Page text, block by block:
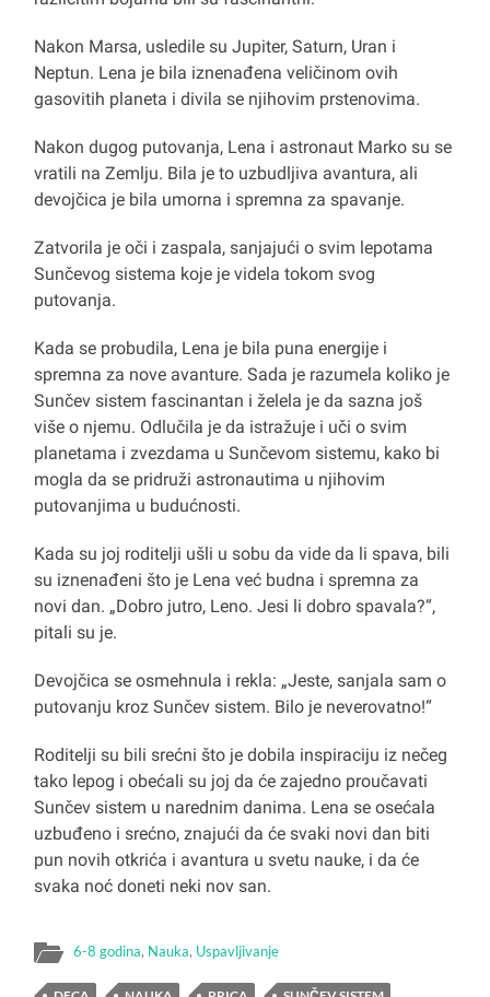
Nakon Marsa, usledile su Jupiter, Saturn, Uran i
Neptun. Lena je bila iznenađena veličinom ovih
gasovitih planeta i divila se njihovim prstenovima.
Nakon dugog putovanja, Lena i astronaut Marko su se
vratili na Zemlju. Bila je to uzbudljiva avantura, ali
devojčica je bila umorna i spremna za spavanje.
Zatvorila je oči i zaspala, sanjajući o svim lepotama
Sunčevog sistema koje je videla tokom svog
putovanja.
Kada se probudila, Lena je bila puna energije i
spremna za nove avanture. Sada je razumela koliko je
Sunčev sistem fascinantan i želela je da sazna još
više o njemu. Odlučila je da istražuje i uči o svim
planetama i zvezdama u Sunčevom sistemu, kako bi
mogla da se pridruži astronautima u njihovim
putovanjima u budućnosti.
Kada su joj roditelji ušli u sobu da vide da li spava, bili
su iznenađeni što je Lena već budna i spremna za
novi dan. „Dobro jutro, Leno. Jesi li dobro spavala?“,
pitali su je.
Devojčica se osmehnula i rekla: „Jeste, sanjala sam o
putovanju kroz Sunčev sistem. Bilo je neverovatno!“
Roditelji su bili srećni što je dobila inspiraciju iz nečeg
tako lepog i obećali su joj da će zajedno proučavati
Sunčev sistem u narednim danima. Lena se osećala
uzbuđeno i srećno, znajući da će svaki novi dan biti
pun novih otkrića i avantura u svetu nauke, i da će
svaka noć doneti neki nov san.
6-8 godina, Nauka, Uspavljivanje